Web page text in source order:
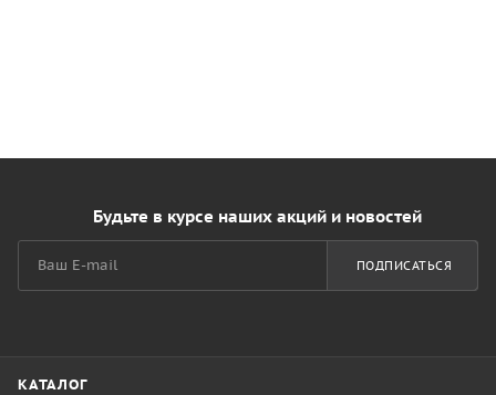
Будьте в курсе наших акций и новостей
ПОДПИСАТЬСЯ
КАТАЛОГ